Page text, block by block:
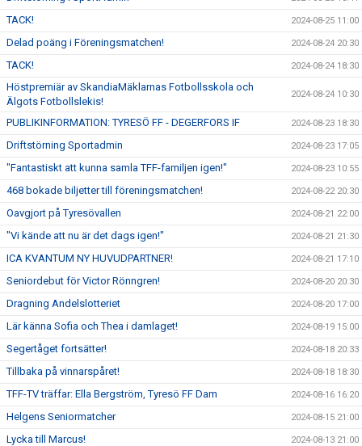
TACK! 2024-08-25 11:00
Delad poäng i Föreningsmatchen! 2024-08-24 20:30
TACK! 2024-08-24 18:30
Höstpremiär av SkandiaMäklarnas Fotbollsskola och
Älgots Fotbollslekis!
2024-08-24 10:30
PUBLIKINFORMATION: TYRESÖ FF - DEGERFORS IF 2024-08-23 18:30
Driftstörning Sportadmin 2024-08-23 17:05
"Fantastiskt att kunna samla TFF-familjen igen!" 2024-08-23 10:55
468 bokade biljetter till föreningsmatchen! 2024-08-22 20:30
Oavgjort på Tyresövallen 2024-08-21 22:00
"Vi kände att nu är det dags igen!" 2024-08-21 21:30
ICA KVANTUM NY HUVUDPARTNER! 2024-08-21 17:10
Seniordebut för Victor Rönngren! 2024-08-20 20:30
Dragning Andelslotteriet 2024-08-20 17:00
Lär känna Sofia och Thea i damlaget! 2024-08-19 15:00
Segertåget fortsätter! 2024-08-18 20:33
Tillbaka på vinnarspåret! 2024-08-18 18:30
TFF-TV träffar: Ella Bergström, Tyresö FF Dam 2024-08-16 16:20
Helgens Seniormatcher 2024-08-15 21:00
Lycka till Marcus! 2024-08-13 21:00